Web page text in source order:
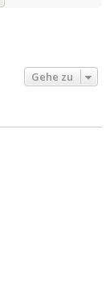
Gehe zu